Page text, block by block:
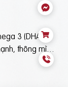
3 (DHA, EP
thông mìn
Chọn loại n
mẹ bầu nà